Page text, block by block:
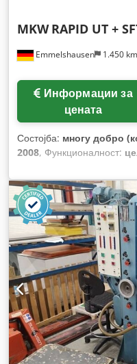
Emmelshausen 1.450 km
MKW RAPID UT +
цената
Состојба: многу добро
2008, Функционалност: